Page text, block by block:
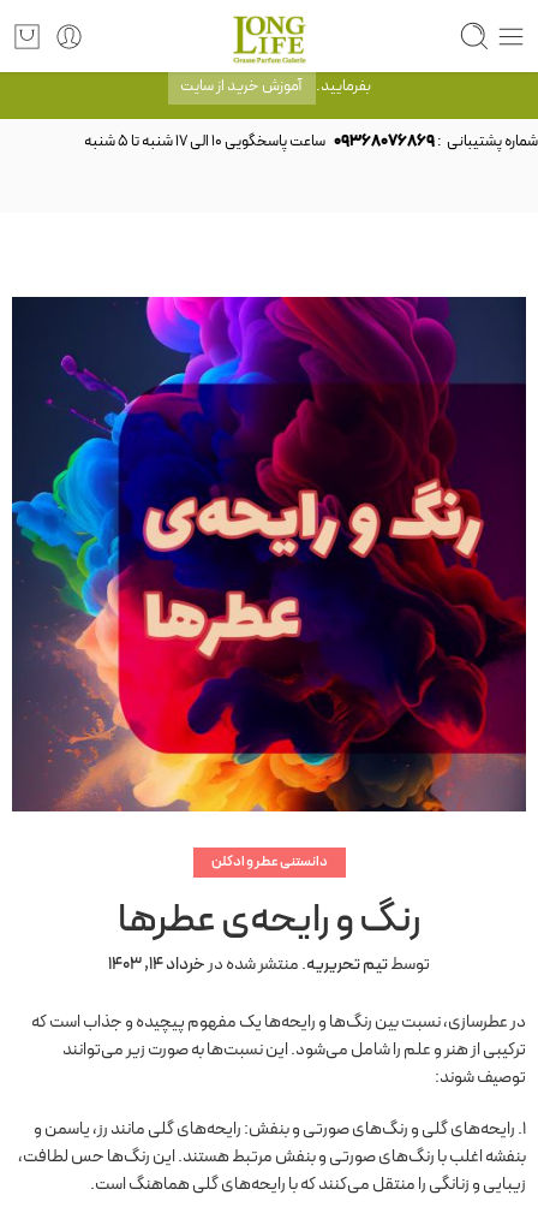
توجه! برند لانگ لایف رایحه های معروف را با شیشه و بسته بندی خود شرکت لانگ لایف
عرضه می کند.که با انتخاب حجم هر ادکلنی می توانید شیشه و بسته بندی را ملاحظه
بفرمایید. آموزش خرید از سایت
شماره پشتیبانی :09368076869
دانستنی عطر و ادکلن
رنگ‌ و رایحه‌ی عطرها
توسطتیم تحریریه.منتشر شده درخرداد 14, 1403
در عطرسازی، نسبت بین رنگ‌ها و رایحه‌ها یک مفهوم پیچیده و جذاب است که
ترکیبی از هنر و علم را شامل می‌شود. این نسبت‌ها به صورت زیر می‌توانند
توصیف شوند:
1. رایحه‌های گلی و رنگ‌های صورتی و بنفش: رایحه‌های گلی مانند رز، یاسمن و
بنفشه اغلب با رنگ‌های صورتی و بنفش مرتبط هستند. این رنگ‌ها حس لطافت،
زیبایی و زنانگی را منتقل می‌کنند که با رایحه‌های گلی هماهنگ است.